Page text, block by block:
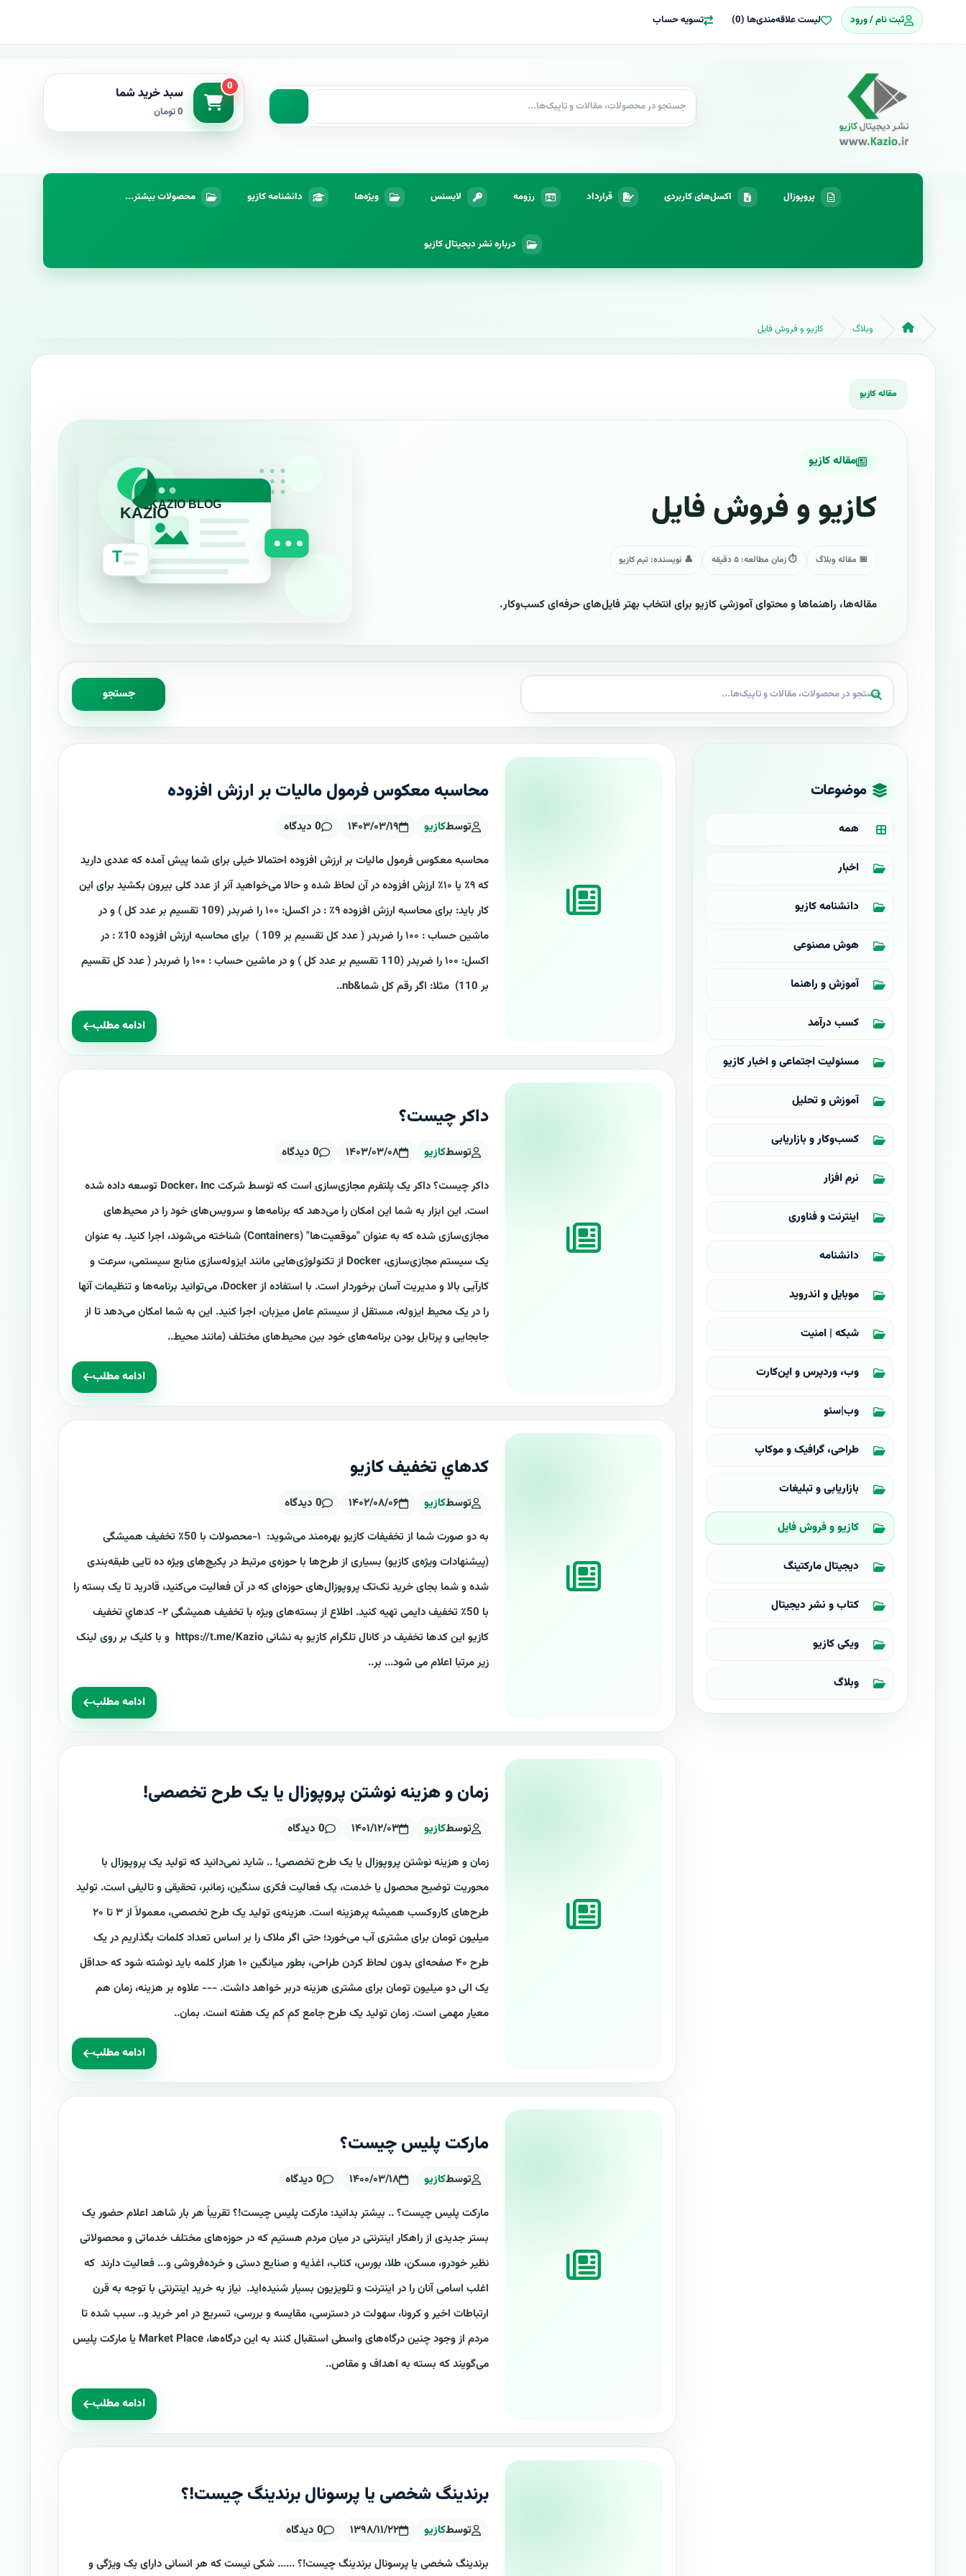
ثبت نام / ورود لیست علاقه‌مندی‌ها (0) تسویه حساب
0 سبد خرید شما
0 تومان
پروپوزال اکسل‌های کاربردی قرارداد رزومه لایسنس ویژه‌ها دانشنامه کازیو محصولات بیشتر...
درباره نشر دیجیتال کازیو
وبلاگ کازیو و فروش فایل
مقاله کازیو
کازیو و فروش فایل
📅 مقاله وبلاگ ⏱ زمان مطالعه: ۵ دقیقه 👤 نویسنده: تیم کازیو
مقاله‌ها، راهنماها و محتوای آموزشی کازیو برای انتخاب بهتر فایل‌های حرفه‌ای کسب‌وکار.
جستجو
موضوعات
همه
اخبار
دانشنامه کازیو
هوش مصنوعی
آموزش و راهنما
کسب درآمد
مسئولیت اجتماعی و اخبار کازیو
آموزش و تحلیل
کسب‌وکار و بازاریابی
نرم افزار
اینترنت و فناوری
دانشنامه
موبایل و اندروید
شبکه | امنیت
وب، وردپرس و اپن‌کارت
وب|سئو
طراحی، گرافیک و موکاپ
بازاریابی و تبلیغات
کازیو و فروش فایل
دیجیتال مارکتینگ
کتاب و نشر دیجیتال
ویکی کازیو
وبلاگ
محاسبه معکوس فرمول مالیات بر ارزش افزوده
توسطکازیو ۱۴۰۳/۰۳/۱۹ 0 دیدگاه
محاسبه معکوس فرمول مالیات بر ارزش افزوده احتمالا خیلی برای شما پیش آمده که عددی دارید
که ۹٪ یا ۱۰٪ ارزش افزوده در آن لحاظ شده و حالا می‌خواهید آنر از عدد کلی بیرون بکشید برای این
کار باید: برای محاسبه ارزش افزوده ۹٪ : در اکسل: ۱۰۰ را ضربدر (109 تقسیم بر عدد کل ) و در
ماشین حساب : ۱۰۰ را ضربدر ( عدد کل تقسیم بر 109 ) برای محاسبه ارزش افزوده 10٪ : در
اکسل: ۱۰۰ را ضربدر (110 تقسیم بر عدد کل ) و در ماشین حساب : ۱۰۰ را ضربدر ( عدد کل تقسیم
بر 110) مثلا: اگر رقم کل شما&nb..
ادامه مطلب
داکر چیست؟
توسطکازیو ۱۴۰۳/۰۳/۰۸ 0 دیدگاه
داکر چیست؟ داکر یک پلتفرم مجازی‌سازی است که توسط شرکت Docker، Inc توسعه داده شده
است. این ابزار به شما این امکان را می‌دهد که برنامه‌ها و سرویس‌های خود را در محیط‌های
مجازی‌سازی شده که به عنوان "موقعیت‌ها" (Containers) شناخته می‌شوند، اجرا کنید. به عنوان
یک سیستم مجازی‌سازی، Docker از تکنولوژی‌هایی مانند ایزوله‌سازی منابع سیستمی، سرعت و
کارآیی بالا و مدیریت آسان برخوردار است. با استفاده از Docker، می‌توانید برنامه‌ها و تنظیمات آنها
را در یک محیط ایزوله، مستقل از سیستم عامل میزبان، اجرا کنید. این به شما امکان می‌دهد تا از
جابجایی و پرتابل بودن برنامه‌های خود بین محیط‌های مختلف (مانند محیط..
ادامه مطلب
کدهاي تخفيف کازيو
توسطکازیو ۱۴۰۲/۰۸/۰۶ 0 دیدگاه
به دو صورت شما از تخفیفات کازیو بهره‌مند می‌شوید: ۱-محصولات با 50٪ تخفیف همیشگی
(پیشنهادات ویژه‌ی کازیو) بسیاری از طرح‌ها با حوزه‌ی مرتبط در پکیچ‌های ویژه ده تایی طبقه‌بندی
شده و شما بجای خرید تک‌تک پروپوزال‌های حوزه‌ای که در آن فعالیت می‌کنید، قادرید تا یک بسته را
با 50٪ تخفیف دایمی تهیه کنید. اطلاع از بسته‌های ویژه با تخفیف همیشگی ۲- کدهاي تخفيف
کازيو این کدها تخفیف در کانال تلگرام کازیو به نشانی https://t.me/Kazio و با کلیک بر روی لینک
زیر مرتبا اعلام می شود... بر..
ادامه مطلب
زمان و هزینه نوشتن پروپوزال یا یک طرح تخصصی!
توسطکازیو ۱۴۰۱/۱۲/۰۳ 0 دیدگاه
زمان و هزینه نوشتن پروپوزال یا یک طرح تخصصی! .. شاید نمی‌دانید که تولید یک پروپوزال با
محوریت توضیح محصول یا خدمت، یک فعالیت فکری سنگین، زمانبر، تحقیقی و تالیفی است. تولید
طرح‌های کاروکسب همیشه پرهزینه است. هزینه‌ی تولید یک طرح تخصصی، معمولاً از ۳ تا ۲۰
میلیون تومان برای مشتری آب می‌خورد؛ حتی اگر ملاک را بر اساس تعداد کلمات بگذاریم در یک
طرح ۴۰ صفحه‌ای بدون لحاظ کردن طراحی، بطور میانگین ۱۰ هزار کلمه باید نوشته شود که حداقل
یک الی دو میلیون تومان برای مشتری هزینه دربر خواهد داشت. --- علاوه بر هزینه، زمان هم
معیار مهمی است. زمان تولید یک طرح جامع کمِ ‌کم یک هفته است. بمان..
ادامه مطلب
مارکت پلیس چیست؟
توسطکازیو ۱۴۰۰/۰۳/۱۸ 0 دیدگاه
مارکت پلیس چیست؟ .. بیشتر بدانید: مارکت پلیس چیست!؟ تقریباً هر بار شاهد اعلام حضور یک
بستر جدیدی از راهکار اینترنتی در میان مردم هستیم که در حوزه‌های مختلف خدماتی و محصولاتی
نظیر خودرو، مسکن، طلا، بورس، کتاب، اغذیه و صنایع دستی و خرده‌فروشی و... فعالیت دارند که
اغلب اسامی آنان را در اینترنت و تلویزیون بسیار شنیده‌اید. نیاز به خرید اینترنتی با توجه به قرن
ارتباطات اخیر و کرونا، سهولت در دسترسی، مقایسه و بررسی، تسریع در امر خرید و.. سبب شده تا
مردم از وجود چنین درگاه‌های واسطی استقبال کنند به این درگاه‌ها، Market Place یا مارکت پلیس
می‌گویند که بسته به اهداف و مقاص..
ادامه مطلب
برندینگ شخصی یا پرسونال برندینگ چیست!؟
توسطکازیو ۱۳۹۸/۱۱/۲۲ 0 دیدگاه
برندینگ شخصی یا پرسونال برندینگ چیست!؟ ...... شکی نیست که هر انسانی دارای یک ویژگی و